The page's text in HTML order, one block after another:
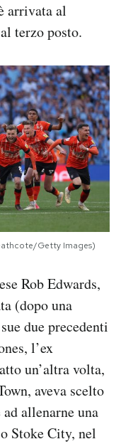
arrivata al
terzo posto.
Getty Images)
Rob Edwards,
(dopo una
due precedenti
l’ex
un’altra volta,
aveva scelto
allenarne una
Stoke City, nel